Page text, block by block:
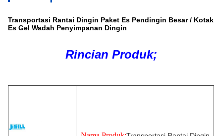
Transportasi Rantai Dingin Paket Es Pendingin Besar / Kotak
Es Gel Wadah Penyimpanan Dingin
Rincian Produk;